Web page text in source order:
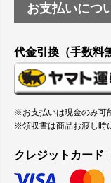
お支払いにつ
代金引換（手数料
※お支払いは現金のみ可
※領収書は商品お渡し時
クレジットカード